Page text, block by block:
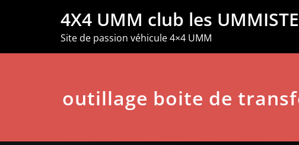
4X4 UMM club les
Site de passion véhicule 4×4 UMM
outillage boite de